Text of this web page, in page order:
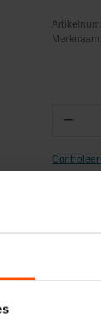
Merknaam:
−